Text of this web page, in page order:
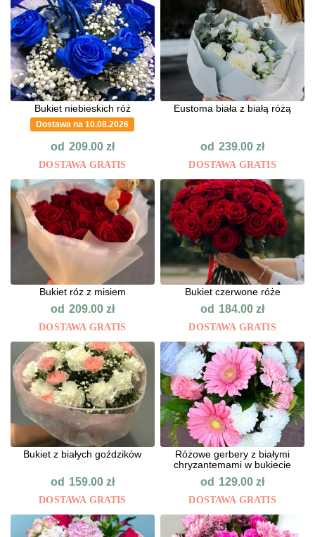
Bukiet niebieskich róż
Dostawa na 10.08.2026
od 209.00 zł
DOSTAWA GRATIS
Eustoma biała z białą różą
od 239.00zł
DOSTAWA GRATIS
Bukiet róz z misiem
od 209.00 zł
DOSTAWA GRATIS
Bukiet czerwone róże
od 184.00zł
DOSTAWA GRATIS
Bukiet z białych goździków
od 159.00 zł
DOSTAWA GRATIS
Różowe gerbery z białymi
chryzantemami w bukiecie
od 129.00zł
DOSTAWA GRATIS